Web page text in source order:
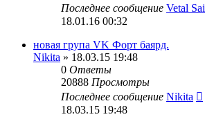
Последнее сообщение Vetal Sai
18.01.16 00:32
новая група VK Форт баярд.
Nikita » 18.03.15 19:48
0 Ответы
20888 Просмотры
Последнее сообщение Nikita
18.03.15 19:48